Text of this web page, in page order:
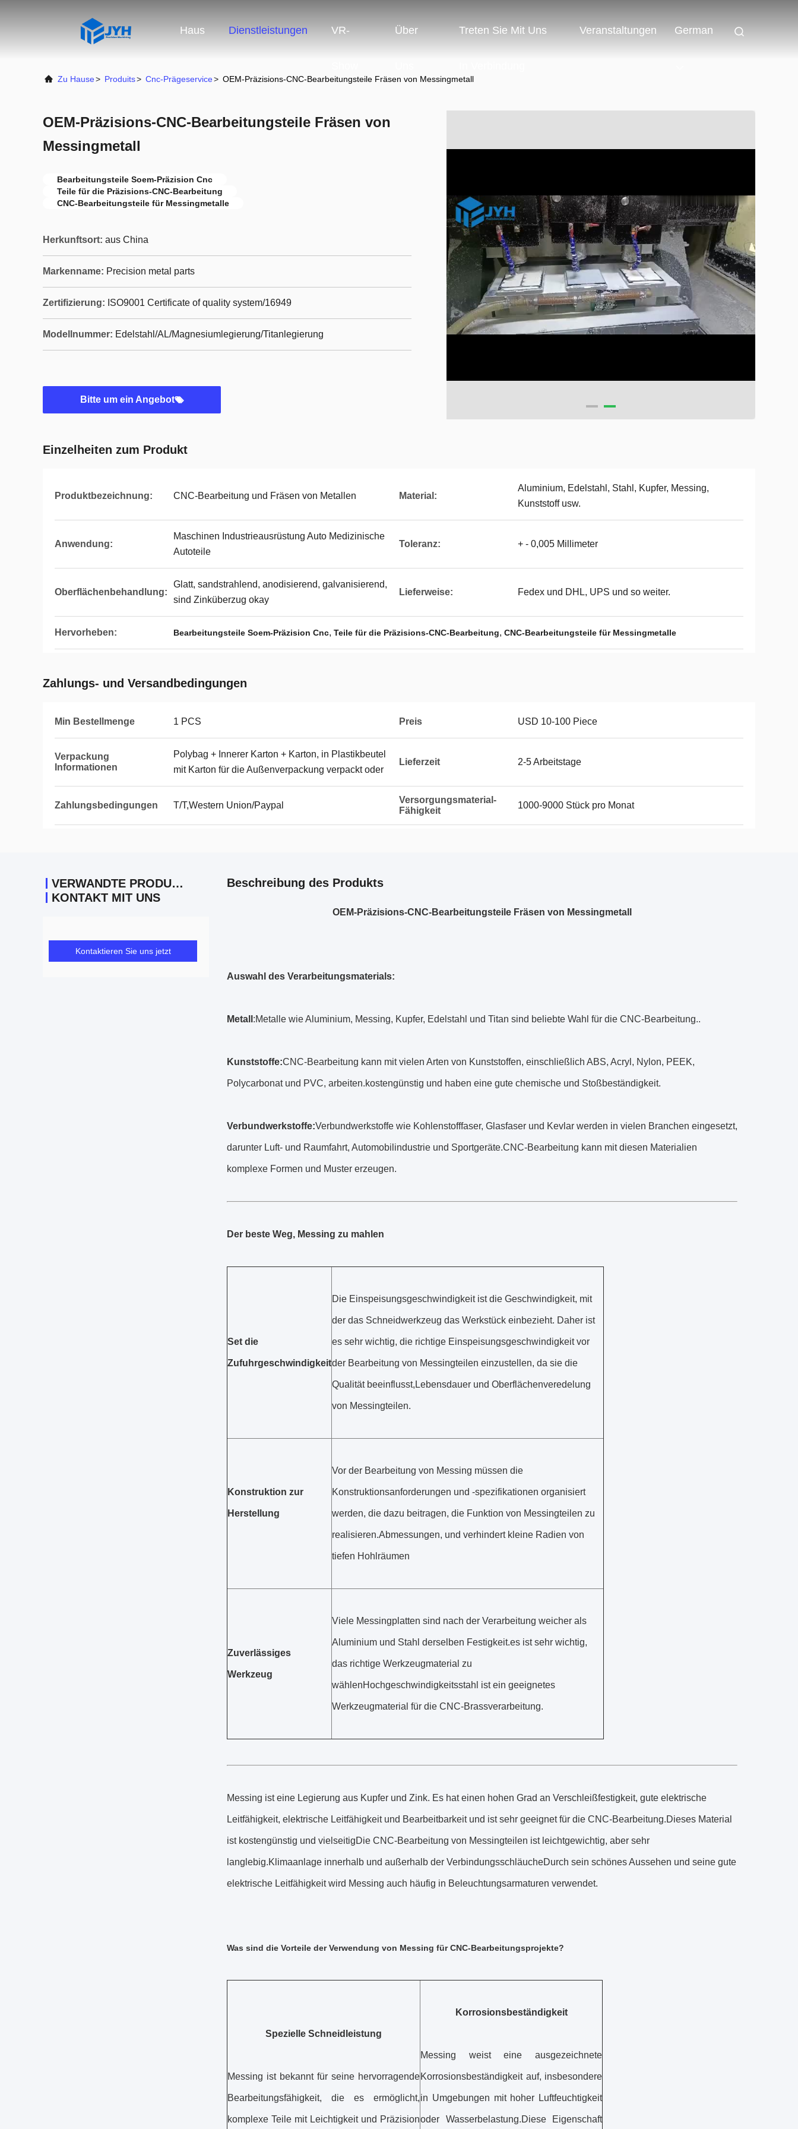
Haus Dienstleistungen VR- Über Treten Sie Mit Uns Veranstaltungen German
Zu Hause> Produits> Cnc-Prägeservice> OEM-Präzisions-CNC-Bearbeitungsteile Fräsen von Messingmetall
OEM-Präzisions-CNC-Bearbeitungsteile Fräsen von
Messingmetall
Bearbeitungsteile Soem-Präzision Cnc
Teile für die Präzisions-CNC-Bearbeitung
CNC-Bearbeitungsteile für Messingmetalle
Herkunftsort: aus China
Markenname: Precision metal parts
Zertifizierung: ISO9001 Certificate of quality system/16949
Modellnummer: Edelstahl/AL/Magnesiumlegierung/Titanlegierung
Bitte um ein Angebot
Einzelheiten zum Produkt
Produktbezeichnung: CNC-Bearbeitung und Fräsen von Metallen Material:
Aluminium, Edelstahl, Stahl, Kupfer, Messing,
Kunststoff usw.
Anwendung:
Maschinen Industrieausrüstung Auto Medizinische
Autoteile
Toleranz: + - 0,005 Millimeter
Oberflächenbehandlung:
Glatt, sandstrahlend, anodisierend, galvanisierend,
sind Zinküberzug okay
Lieferweise: Fedex und DHL, UPS und so weiter.
Hervorheben: Bearbeitungsteile Soem-Präzision Cnc, Teile für die Präzisions-CNC-Bearbeitung, CNC-Bearbeitungsteile für Messingmetalle
Zahlungs- und Versandbedingungen
Min Bestellmenge 1 PCS Preis USD 10-100 Piece
Verpackung
Informationen
Polybag + Innerer Karton + Karton, in Plastikbeutel
mit Karton für die Außenverpackung verpackt oder
Lieferzeit 2-5 Arbeitstage
Zahlungsbedingungen T/T,Western Union/Paypal
Versorgungsmaterial-
Fähigkeit
1000-9000 Stück pro Monat
VERWANDTE PRODUKTE
KONTAKT MIT UNS
Kontaktieren Sie uns jetzt
Beschreibung des Produkts
OEM-Präzisions-CNC-Bearbeitungsteile Fräsen von Messingmetall
Auswahl des Verarbeitungsmaterials:
Metall :Metalle wie Aluminium, Messing, Kupfer, Edelstahl und Titan sind beliebte Wahl für die CNC-Bearbeitung..
Kunststoffe:CNC-Bearbeitung kann mit vielen Arten von Kunststoffen, einschließlich ABS, Acryl, Nylon, PEEK,
Polycarbonat und PVC, arbeiten.kostengünstig und haben eine gute chemische und Stoßbeständigkeit.
Verbundwerkstoffe:Verbundwerkstoffe wie Kohlenstofffaser, Glasfaser und Kevlar werden in vielen Branchen eingesetzt,
darunter Luft- und Raumfahrt, Automobilindustrie und Sportgeräte.CNC-Bearbeitung kann mit diesen Materialien
komplexe Formen und Muster erzeugen.
Der beste Weg, Messing zu mahlen
Set die
Zufuhrgeschwindigkeit
Die Einspeisungsgeschwindigkeit ist die Geschwindigkeit, mit
der das Schneidwerkzeug das Werkstück einbezieht. Daher ist
es sehr wichtig, die richtige Einspeisungsgeschwindigkeit vor
der Bearbeitung von Messingteilen einzustellen, da sie die
Qualität beeinflusst,Lebensdauer und Oberflächenveredelung
von Messingteilen.
Konstruktion zur
Herstellung
Vor der Bearbeitung von Messing müssen die
Konstruktionsanforderungen und -spezifikationen organisiert
werden, die dazu beitragen, die Funktion von Messingteilen zu
realisieren.Abmessungen, und verhindert kleine Radien von
tiefen Hohlräumen
Zuverlässiges
Werkzeug
Viele Messingplatten sind nach der Verarbeitung weicher als
Aluminium und Stahl derselben Festigkeit.es ist sehr wichtig,
das richtige Werkzeugmaterial zu
wählenHochgeschwindigkeitsstahl ist ein geeignetes
Werkzeugmaterial für die CNC-Brassverarbeitung.
Messing ist eine Legierung aus Kupfer und Zink. Es hat einen hohen Grad an Verschleißfestigkeit, gute elektrische
Leitfähigkeit, elektrische Leitfähigkeit und Bearbeitbarkeit und ist sehr geeignet für die CNC-Bearbeitung.Dieses Material
ist kostengünstig und vielseitigDie CNC-Bearbeitung von Messingteilen ist leichtgewichtig, aber sehr
langlebig.Klimaanlage innerhalb und außerhalb der VerbindungsschläucheDurch sein schönes Aussehen und seine gute
elektrische Leitfähigkeit wird Messing auch häufig in Beleuchtungsarmaturen verwendet.
Was sind die Vorteile der Verwendung von Messing für CNC-Bearbeitungsprojekte?
Spezielle Schneidleistung
Messing ist bekannt für seine hervorragende
Bearbeitungsfähigkeit, die es ermöglicht,
komplexe Teile mit Leichtigkeit und Präzision
Korrosionsbeständigkeit
Messing weist eine ausgezeichnete
Korrosionsbeständigkeit auf, insbesondere
in Umgebungen mit hoher Luftfeuchtigkeit
oder Wasserbelastung.Diese Eigenschaft